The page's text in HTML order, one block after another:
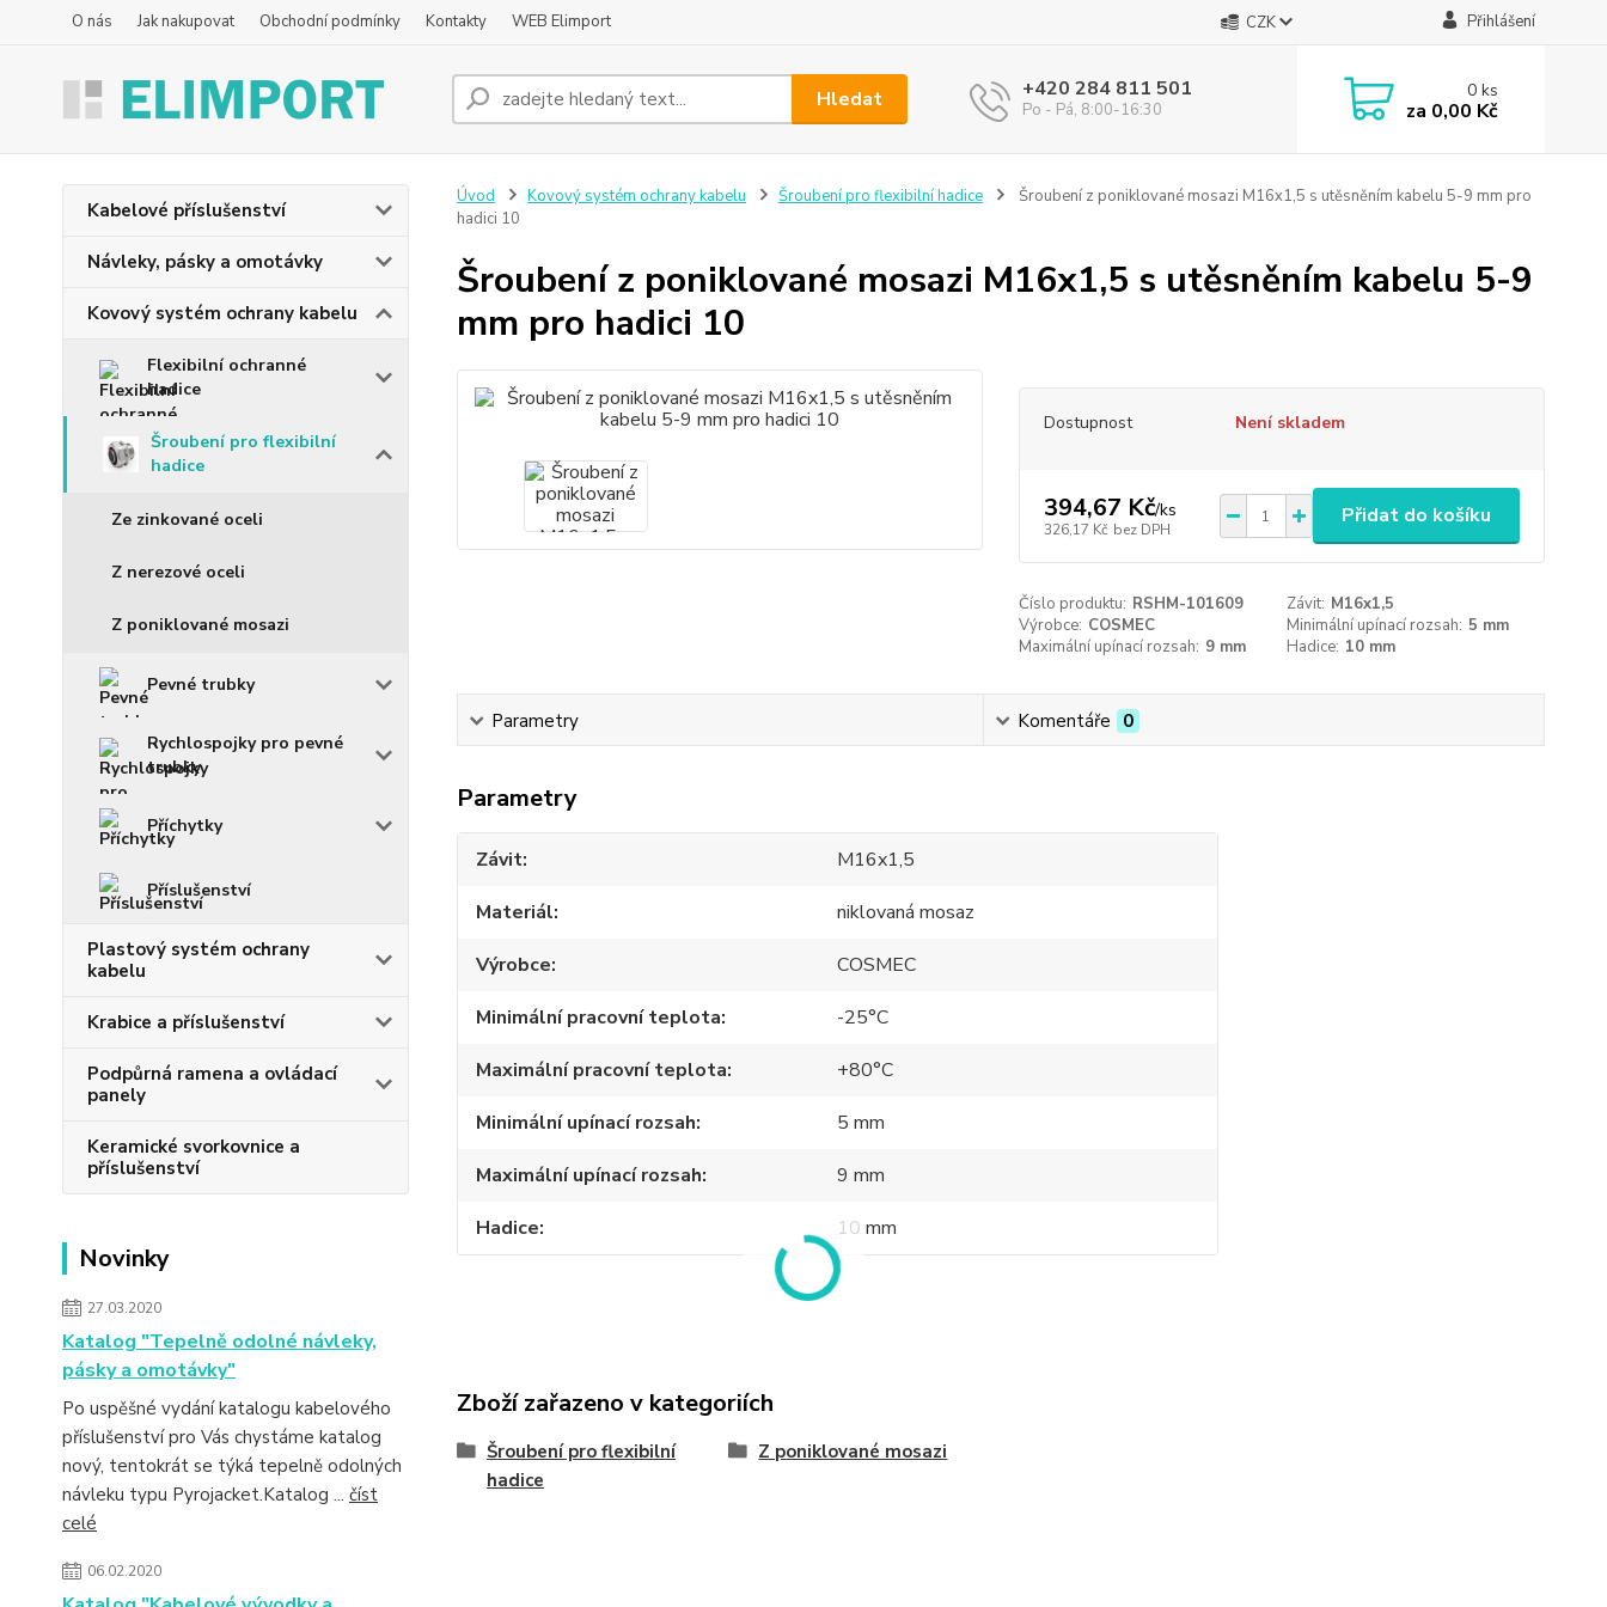
O nás Jak nakupovat Obchodní podmínky Kontakty WEB Elimport CZK Přihlášení
Hledat +420 284 811 501
Po - Pá, 8:00-16:30
0ks
za 0,00 Kč
Kabelové příslušenství
Návleky, pásky a omotávky
Kovový systém ochrany kabelu
Flexibilní ochranné
hadice
Šroubení pro flexibilní
hadice
Ze zinkované oceli
Z nerezové oceli
Z poniklované mosazi
Pevné trubky
Rychlospojky pro pevné
trubky
Příchytky
Příslušenství
Plastový systém ochrany
kabelu
Krabice a příslušenství
Podpůrná ramena a ovládací
panely
Keramické svorkovnice a
příslušenství
Novinky
27.03.2020
Katalog "Tepelně odolné návleky,
pásky a omotávky"
Po uspěšné vydání katalogu kabelového
příslušenství pro Vás chystáme katalog
nový, tentokrát se týká tepelně odolných
návleku typu Pyrojacket.Katalog ... číst
celé
06.02.2020
Úvod Kovový systém ochrany kabelu Šroubení pro flexibilní hadice
Šroubení z poniklované mosazi M16x1,5 s utěsněním kabelu 5-9 mm pro
hadici 10
Šroubení z poniklované mosazi M16x1,5 s utěsněním kabelu 5-9
mm pro hadici 10
Dostupnost Není skladem
394,67 Kč/ks
326,17 Kč bez DPH
Přidat do košíku
Číslo produktu: RSHM-101609 Závit: M16x1,5
Výrobce: COSMEC Minimální upínací rozsah: 5 mm
Maximální upínací rozsah: 9 mm Hadice: 10 mm
Parametry Komentáře 0
Parametry
Závit
M16x1,5
Materiál
niklovaná mosaz
Výrobce
COSMEC
Minimální pracovní teplota
-25°C
Maximální pracovní teplota
+80°C
Minimální upínací rozsah
5 mm
Maximální upínací rozsah
9 mm
Hadice
10 mm
Zboží zařazeno v kategoriích
Šroubení pro flexibilní
hadice
Z poniklované mosazi